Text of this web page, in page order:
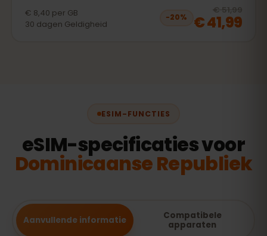
€ 8,40 per GB
30 dagen Geldigheid
−20%
€ 51,99
€ 41,99
ESIM-FUNCTIES
eSIM-specificaties voor
Dominicaanse Republiek
Aanvullende informatie
Compatibele
apparaten